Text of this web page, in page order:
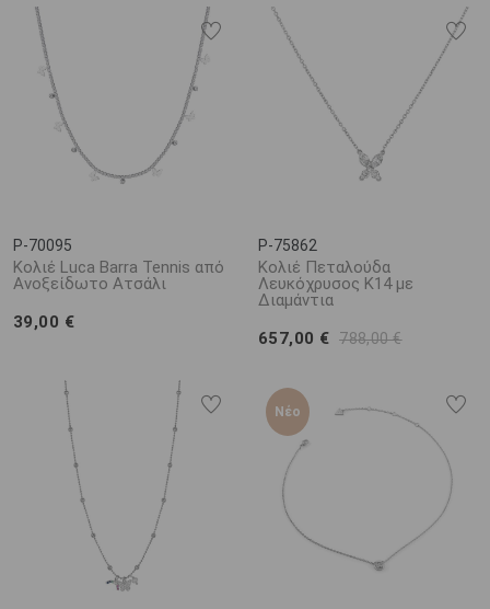
P-70095
Κολιέ Luca Barra Tennis από
Ανοξείδωτο Ατσάλι
39,00 €
P-75862
Κολιέ Πεταλούδα
Λευκόχρυσος Κ14 με
Διαμάντια
657,00 € 788,00 €
Νέο